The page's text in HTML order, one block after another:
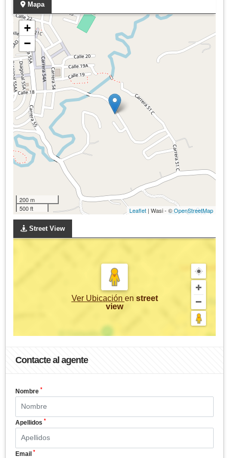
Mapa
+
−
200 m
500 ft
Leaflet | Wasi - ©OpenStreetMap
Street View
Ver Ubicación en street
view
Contacte al agente
Nombre *
Apellidos *
Email *